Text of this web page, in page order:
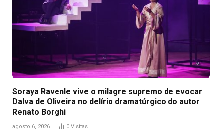
Soraya Ravenle vive o milagre supremo de evocar
Dalva de Oliveira no delírio dramatúrgico do autor
Renato Borghi
agosto 6, 2026 0 Visitas